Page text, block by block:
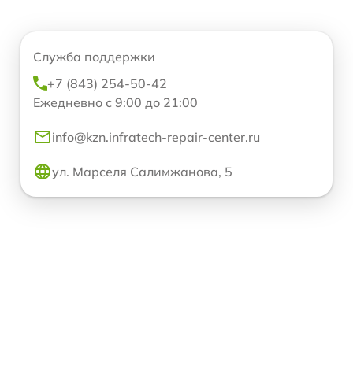
Служба поддержки
+7 (843) 254-50-42
Ежедневно с 9:00 до 21:00
info@kzn.infratech-repair-center.ru
ул. Марселя Салимжанова, 5